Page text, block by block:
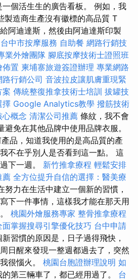
個活生生的廣告看板。 例如，我
製造商生產沒有徽標的高品質 T
阿迪達斯，然後由阿迪達斯印製
台中市按摩服務 自助餐 網路行銷技
業外燴團隊 腳底按摩技術士證照班
佈置 柬埔寨旅遊簽證辦理 專業網路
行銷公司 音波拉皮讓肌膚重現緊
案 傳統整復推拿技術士培訓 拔罐技
擇 Google Analytics教學 撥筋技術
心概念 清潔公司推薦 條紋，我不會
免在其他品牌中使用品牌衣服。
品，知道我使用的是高品質的產
不在乎別人是否看到這一點。 這
下一週。 新竹推拿療程 輕鬆安排
薦 全方位提升自信的選擇：醫美療
努力在生活中建立一個新的習慣，
下一件事情，這樣我才能在那天用
桃園外燴服務專家 整骨推拿療程
面掌握搜尋引擎優化技巧 台中申請
習慣的原因是，日子過得飛快，
日醒來發現一整週都過去了，突然
很惱火。 桃園台胞證辦理說明 如
第三輛車了，都已經用過了。 台